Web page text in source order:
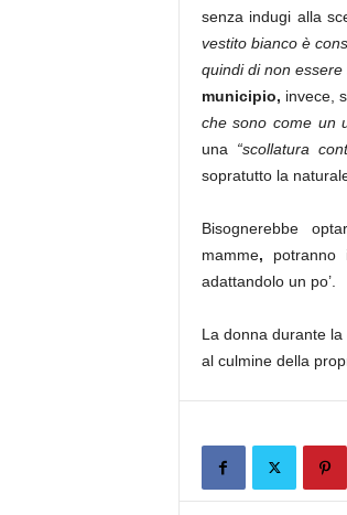
senza indugi alla
vestito bianco è
quindi di non
municipio, invece,
che sono come un
una “scollatura
sopratutto la
Bisognerebbe
mamme, potranno
adattandolo un po’.
La donna durante
al culmine della